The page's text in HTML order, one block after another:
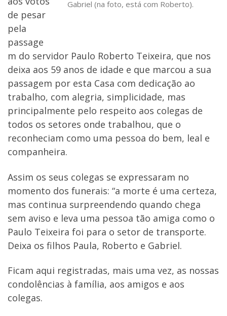
Gabriel (na foto, está com Roberto).
de pesar
pela
passage
m do servidor Paulo Roberto Teixeira, que nos
deixa aos 59 anos de idade e que marcou a sua
passagem por esta Casa com dedicação ao
trabalho, com alegria, simplicidade, mas
principalmente pelo respeito aos colegas de
todos os setores onde trabalhou, que o
reconheciam como uma pessoa do bem, leal e
companheira.
Assim os seus colegas se expressaram no
momento dos funerais: “a morte é uma certeza,
mas continua surpreendendo quando chega
sem aviso e leva uma pessoa tão amiga como o
Paulo Teixeira foi para o setor de transporte.
Deixa os filhos Paula, Roberto e Gabriel.
Ficam aqui registradas, mais uma vez, as nossas
condolências à família, aos amigos e aos
colegas.